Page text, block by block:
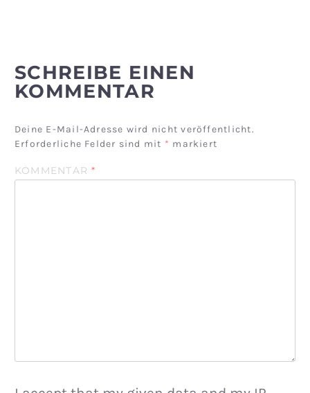
SCHREIBE EINEN
KOMMENTAR
Deine E-Mail-Adresse wird nicht veröffentlicht.
Erforderliche Felder sind mit * markiert
KOMMENTAR*